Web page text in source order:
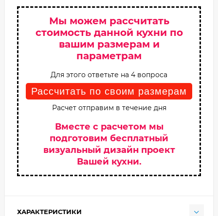
Мы можем рассчитать
стоимость данной кухни по
вашим размерам и
параметрам
Для этого ответьте на 4 вопроса
Рассчитать по своим размерам
Расчет отправим в течение дня
Вместе с расчетом мы
подготовим бесплатный
визуальный дизайн проект
Вашей кухни.
ХАРАКТЕРИСТИКИ